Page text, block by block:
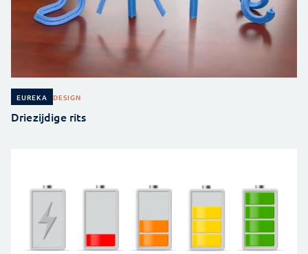
EUREKA DESIGN
Driezijdige rits